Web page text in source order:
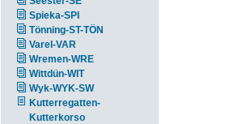
Spieka-SPI
Tönning-ST-TÖN
Varel-VAR
Wremen-WRE
Wittdün-WIT
Wyk-WYK-SW
Kutterregatten-
Kutterkorso